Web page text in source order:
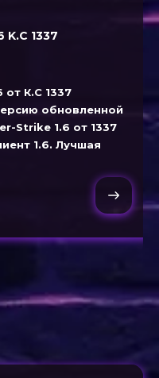
K.C 1337
от К.С 1337
обновленной
Strike 1.6 от 1337
1.6. Лучшая
скины как в